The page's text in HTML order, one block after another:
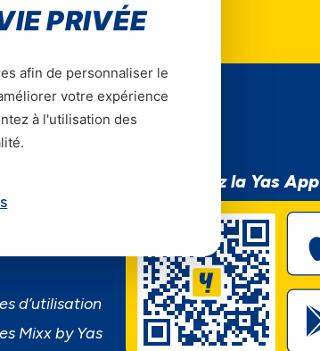
d’utilisation
Mixx by Yas
Téléchargez la Yas App
PRIVÉE
afin de personnaliser le
votre expérience
à l'utilisation des